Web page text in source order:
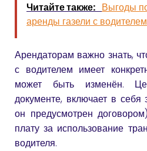
Читайте также: Выгоды
аренды газели с водителем
Арендаторам важно знать,
с водителем имеет
может быть изменён.
документе, включает в себя
он предусмотрен
плату за использование
водителя.